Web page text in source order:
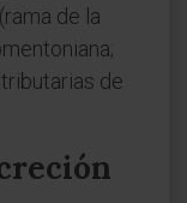
de la
de